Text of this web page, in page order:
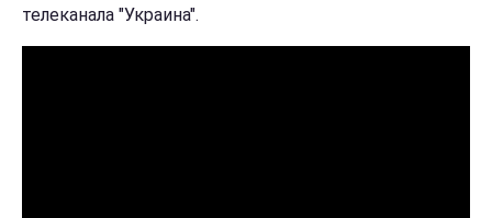
телеканала "Украина".